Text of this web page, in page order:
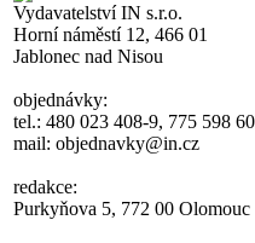
Vydavatelství IN s.r.o.
Horní náměstí 12, 466 01
Jablonec nad Nisou
objednávky:
tel.: 480 023 408-9, 775 598
mail: objednavky@in.cz
redakce:
Purkyňova 5, 772 00 Olomouc